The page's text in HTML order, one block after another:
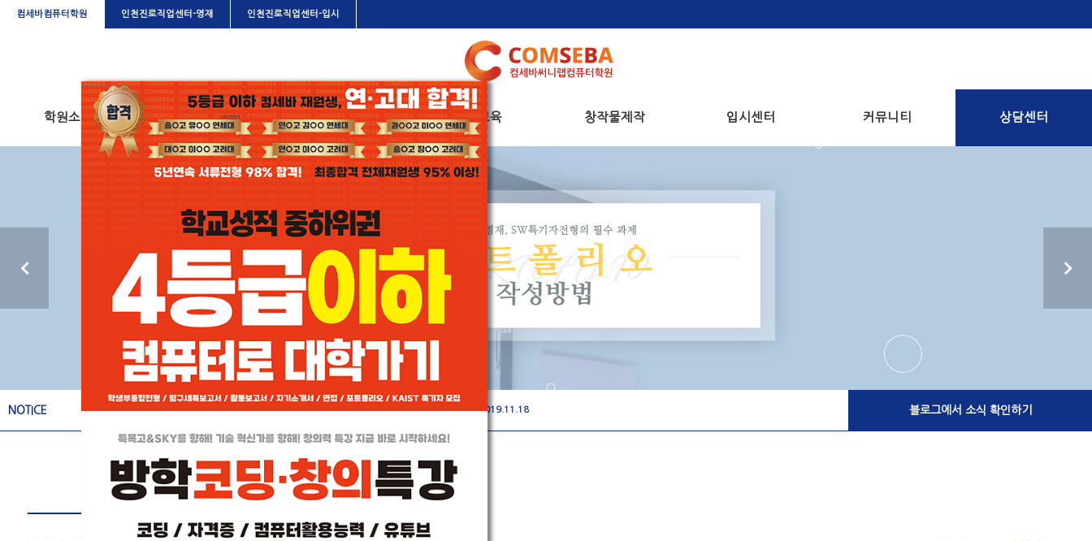
컴세바컴퓨터학원 인천진로직업센터-영재 인천진로직업센터-입시
학원소개 정규교육과정 자격증과정 영재교육 창작물제작 입시센터 커뮤니티 상담센터
NOTICE 컴세바 제 2회 SW콘테스트의 뜨거운 현장 2020.01.16
컴세바 라스트 프리 첨삭데이
제 2회 컴세바 SW 콘테스트/참가 안내
블로그에서 소식 확인하기